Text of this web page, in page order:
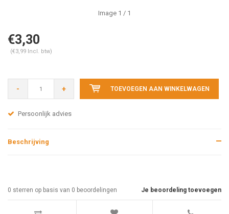
Image 1 / 1
€3,30
(€3,99 Incl. btw)
- + TOEVOEGEN AAN WINKELWAGEN
Persoonlijk advies
Beschrijving
Je beoordeling toevoegen
0 sterren op basis van 0 beoordelingen